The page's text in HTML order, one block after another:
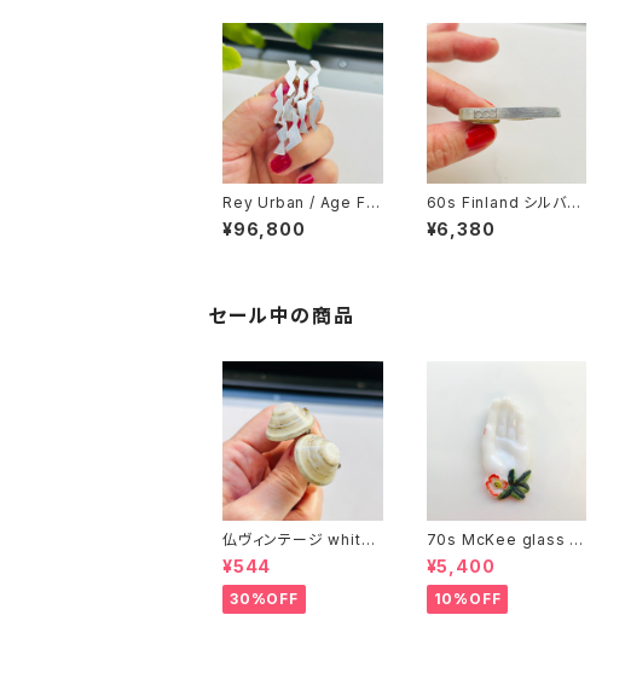
Rey Urban / Age Fa
using シルバー925 A
bstract ブローチ
¥96,800
60s Finland シルバー
813 タイクリップ
¥6,380
セール中の商品
仏ヴィンテージ white l
ucite confetti 山型イ
ヤリング
¥544
30%OFF
70s McKee glass c
ompany ハンドペイン
トハンド小皿（赤）
¥5,400
10%OFF